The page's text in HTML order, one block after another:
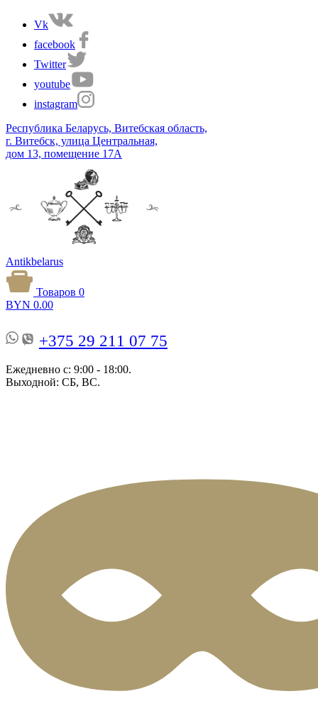
Vk
facebook
Twitter
youtube
instagram
Республика Беларусь, Витебская область,
г. Витебск, улица Центральная,
дом 13, помещение 17А
Antikbelarus
Товаров 0
BYN 0.00
+375 29 211 07 75
Ежедневно с: 9:00 - 18:00.
Выходной: СБ, ВС.